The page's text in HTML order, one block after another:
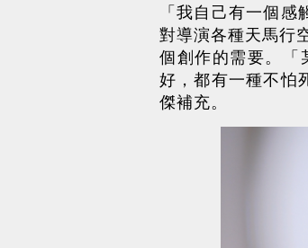
「我自己有一個
對導演各種天馬行
個創作的需要。「
好，都有一種不怕
傑補充。